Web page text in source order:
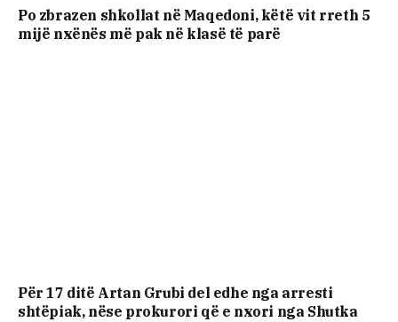
Po zbrazen shkollat në Maqedoni, këtë vit rreth 5
mijë nxënës më pak në klasë të parë
Për 17 ditë Artan Grubi del edhe nga arresti
shtëpiak, nëse prokurori që e nxori nga Shutka